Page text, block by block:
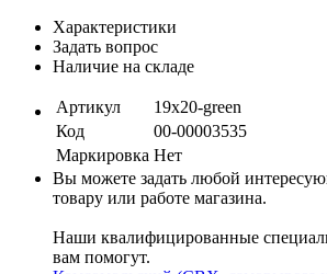
Характеристики
Задать вопрос
Наличие на складе
Артикул
19x20-green
Код
00-00003535
Маркировка Нет
Вы можете задать любой
товару или работе магазина.
Наши квалифицированные
вам помогут.